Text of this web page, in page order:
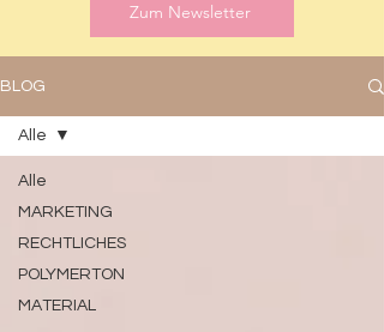
Zum Newsletter
BLOG
Alle
MARKETING
RECHTLICHES
POLYMERTON
MATERIAL
Alle